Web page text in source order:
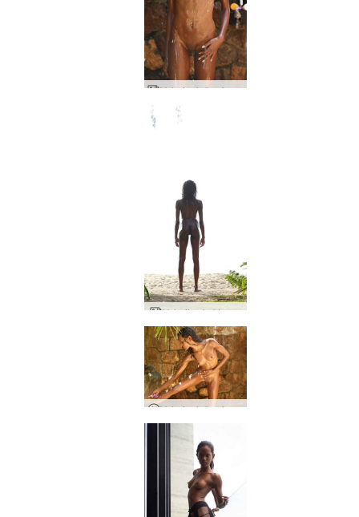
Valerie dušas ir skutimosi 3 dalis
Valerijos kaktusas
Valerie dušas ir skutimasis